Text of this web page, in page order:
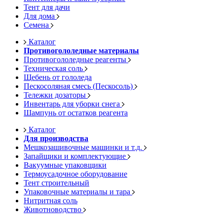
Тент для дачи
Для дома
Семена
Каталог
Противогололедные материалы
Противогололедные реагенты
Техническая соль
Щебень от гололеда
Пескосоляная смесь (Пескосоль)
Тележки дозаторы
Инвентарь для уборки снега
Шампунь от остатков реагента
Каталог
Для производства
Мешкозашивочные машинки и т.д.
Запайщики и комплектующие
Вакуумные упаковщики
Термоусадочное оборудование
Тент строительный
Упаковочные материалы и тара
Нитритная соль
Животноводство